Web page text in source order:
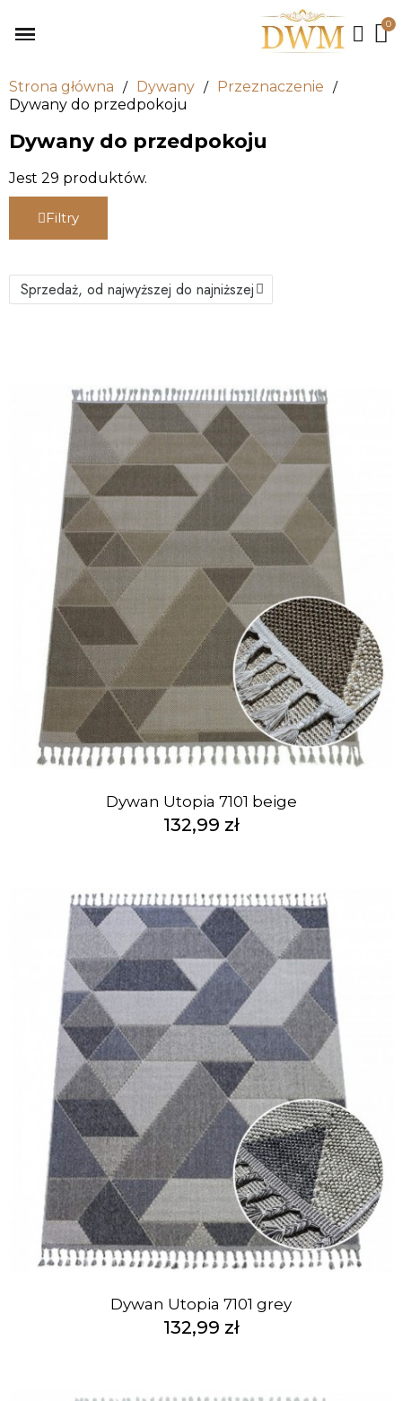
Strona główna Dywany
Przeznaczenie
Dywany do przedpokoju
Dywany do przedpokoju
Jest 29 produktów.
Filtry
Dywan Utopia 7101 beige
132,99 zł
Dywan Utopia 7101 grey
132,99 zł